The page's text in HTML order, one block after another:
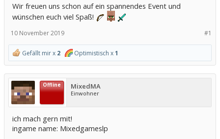
Wir freuen uns schon auf ein spannendes Event und
wünschen euch viel Spaß!
#1
10 November 2019
Gefällt mir x 2 Optimistisch x1
Offline MixedMA
Einwohner
ich mach gern mit!
ingame name: Mixedgameslp